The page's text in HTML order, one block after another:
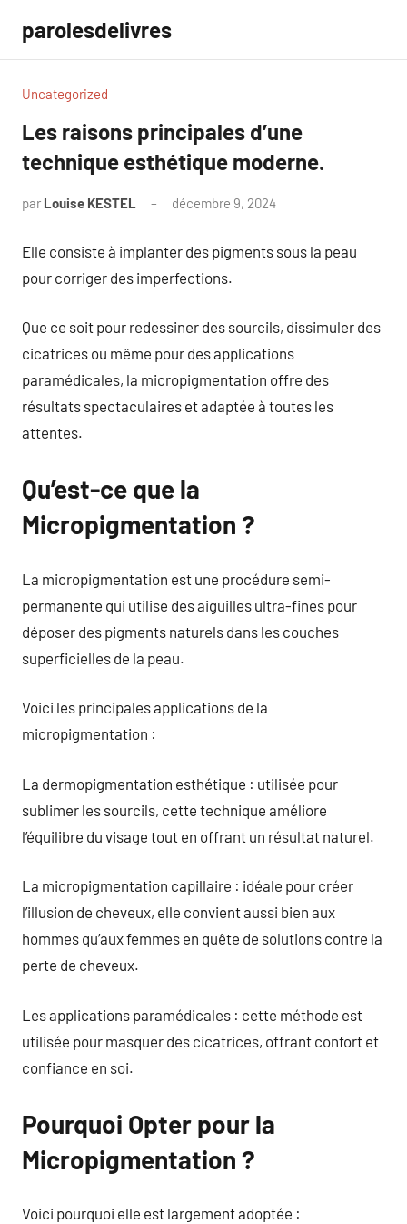
contenu
parolesdelivres
Uncategorized
Les raisons principales d’une
technique esthétique moderne.
par Louise KESTEL décembre 9, 2024
Elle consiste à implanter des pigments sous la peau
pour corriger des imperfections.
Que ce soit pour redessiner des sourcils, dissimuler des
cicatrices ou même pour des applications
paramédicales, la micropigmentation offre des
résultats spectaculaires et adaptée à toutes les
attentes.
Qu’est-ce que la
Micropigmentation ?
La micropigmentation est une procédure semi-
permanente qui utilise des aiguilles ultra-fines pour
déposer des pigments naturels dans les couches
superficielles de la peau.
Voici les principales applications de la
micropigmentation :
La dermopigmentation esthétique : utilisée pour
sublimer les sourcils, cette technique améliore
l’équilibre du visage tout en offrant un résultat naturel.
La micropigmentation capillaire : idéale pour créer
l’illusion de cheveux, elle convient aussi bien aux
hommes qu’aux femmes en quête de solutions contre la
perte de cheveux.
Les applications paramédicales : cette méthode est
utilisée pour masquer des cicatrices, offrant confort et
confiance en soi.
Pourquoi Opter pour la
Micropigmentation ?
Voici pourquoi elle est largement adoptée :